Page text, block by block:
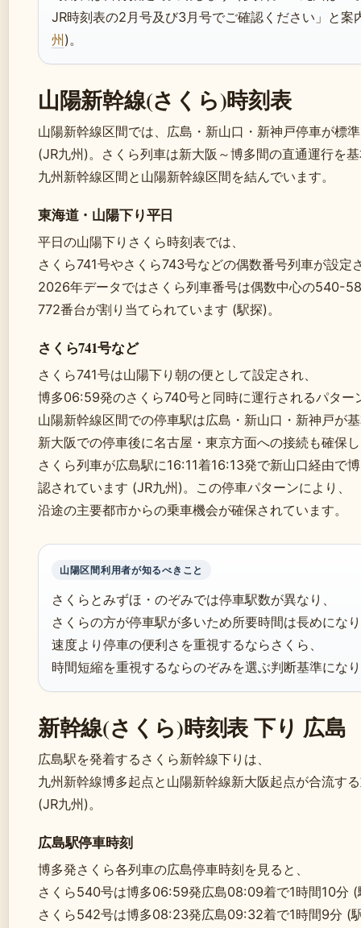
JR時刻表の2月号及び3月号でご確認ください」と案
州 )。
山陽新幹線(さくら)時刻表
山陽新幹線区間では、広島・新山口・新神戸停車が標
(JR九州)。さくら列車は新大阪～博多間の直通運行を
九州新幹線区間と山陽新幹線区間を結んでいます。
東海道・山陽下り平日
平日の山陽下りさくら時刻表では、
さくら741号やさくら743号などの偶数番号列車が設定
2026年データではさくら列車番号は偶数中心の540-
772番台が割り当てられています (駅探)。
さくら741号など
さくら741号は山陽下り朝の便として設定され、
博多06:59発のさくら740号と同時に運行されるパター
山陽新幹線区間での停車駅は広島・新山口・新神戸が
新大阪での停車後に名古屋・東京方面への接続も確保
さくら列車が広島駅に16:11着16:13発で新山口経由で
認されています (JR九州)。この停車パターンにより、
沿途の主要都市からの乗車機会が確保されています。
山陽区間利用者が知るべきこと
さくらとみずほ・のぞみでは停車駅数が異なり、
さくらの方が停車駅が多いため所要時間は長めにな
速度より停車の便利さを重視するならさくら、
時間短縮を重視するならのぞみを選ぶ判断基準にな
新幹線(さくら)時刻表 下り 広島
広島駅を発着するさくら新幹線下りは、
九州新幹線博多起点と山陽新幹線新大阪起点が合流す
(JR九州)。
広島駅停車時刻
博多発さくら各列車の広島停車時刻を見ると、
さくら540号は博多06:59発広島08:09着で1時間10分 (
さくら542号は博多08:23発広島09:32着で1時間9分 (